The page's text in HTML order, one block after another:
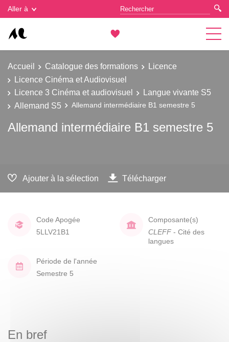
Aller à
Accueil Catalogue des formations
Licence
Licence Cinéma et Audiovisuel
Licence 3 Cinéma et audiovisuel
Langue vivante S5
Allemand S5
Allemand intermédiaire B1 semestre 5
Allemand intermédiaire B1 semestre 5
Ajouter à la sélection Télécharger
Code Apogée
5LLV21B1
Composante(s)
CLEFF - Cité des
langues
Période de l'année
Semestre 5
En bref
Gestion des cookies